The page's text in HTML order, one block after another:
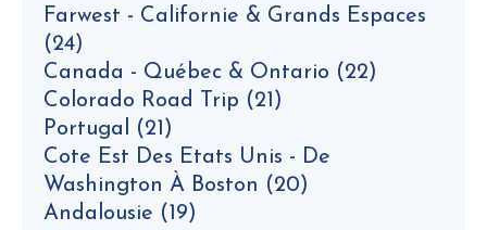
Farwest - Californie & Grands Espaces
(24)
Canada - Québec & Ontario (22)
Colorado Road Trip (21)
Portugal (21)
Cote Est Des Etats Unis - De
Washington À Boston (20)
Andalousie (19)